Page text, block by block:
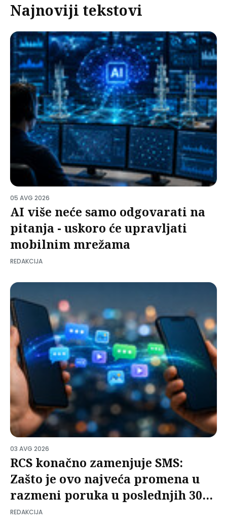
Najnoviji tekstovi
05 AVG 2026
AI više neće samo odgovarati na
pitanja - uskoro će upravljati
mobilnim mrežama
REDAKCIJA
03 AVG 2026
RCS konačno zamenjuje SMS:
Zašto je ovo najveća promena u
razmeni poruka u poslednjih 30
godina?
REDAKCIJA